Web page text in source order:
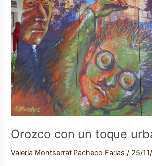
Orozco con un toque
Valeria Montserrat Pacheco Farias/ 25/
toque
urbano